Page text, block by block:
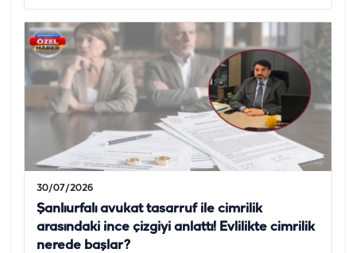
30/07/2026
Şanlıurfalı avukat tasarruf ile cimrilik
arasındaki ince çizgiyi anlattı! Evlilikte cimrilik
nerede başlar?